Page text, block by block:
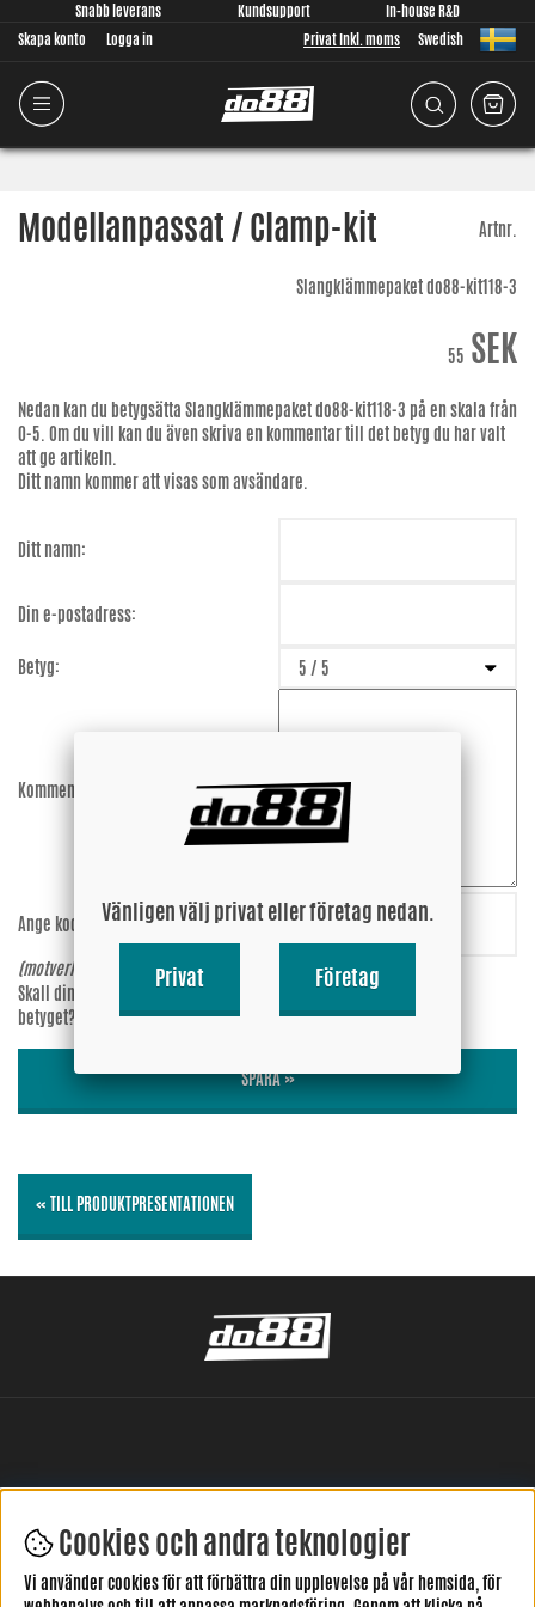
Snabb leverans Kundsupport
In-house R&D
Skapa konto
Logga in Privat Inkl. moms Swedish
Modellanpassat / Clamp-kit Artnr.
Slangklämmepaket do88-kit118-3
55 SEK
Nedan kan du betygsätta Slangklämmepaket do88-kit118-3 på en skala från
0-5. Om du vill kan du även skriva en kommentar till det betyg du har valt
att ge artikeln.
Ditt namn kommer att visas som avsändare.
Ditt namn:
Din e-postadress:
Betyg:
Kommentar:
Ange koden: WavfPU
(motverkar spam)
Skall din epost-adress synas vid
betyget?
Nej
SPARA »
« TILL PRODUKTPRESENTATIONEN
LÄMNA DIN RECENSION HÄR
Cookies och andra teknologier
Vi använder cookies för att förbättra din upplevelse på vår hemsida, för
Vänligen välj privat eller företag nedan.
Privat Företag